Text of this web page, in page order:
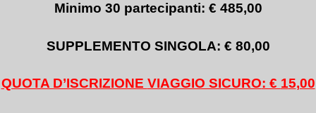
Minimo 30 partecipanti: € 485,00
SUPPLEMENTO SINGOLA: € 80,00
QUOTA D’ISCRIZIONE VIAGGIO SICURO: € 15,00